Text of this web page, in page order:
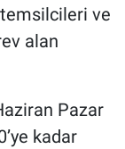
ve
alan
Pazar
kadar